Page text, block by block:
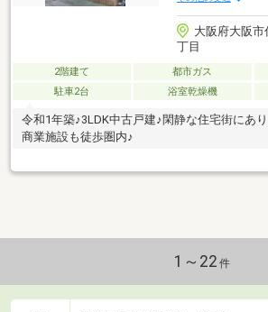
大阪府大阪市
丁目
2階建て 都市ガス
駐車2台
浴室乾燥機
令和1年築♪3LDK中古戸建♪閑静な住宅街にあ
商業施設も徒歩圏内♪
1～22 件